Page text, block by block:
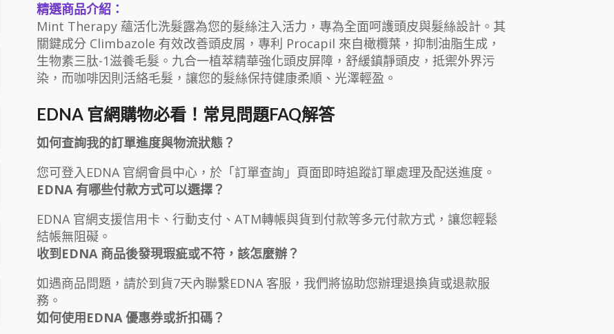
精選商品介紹：
Mint Therapy 蘊活化洗髮露為您的髮絲注入活力，專為全面呵護頭皮與髮絲設計。其
關鍵成分 Climbazole 有效改善頭皮屑，專利 Procapil 來自橄欖葉，抑制油脂生成，
生物素三肽-1滋養毛髮。九合一植萃精華強化頭皮屏障，舒緩鎮靜頭皮，抵禦外界污
染，而咖啡因則活絡毛髮，讓您的髮絲保持健康柔順、光澤輕盈。
EDNA 官網購物必看！常見問題FAQ解答
如何查詢我的訂單進度與物流狀態？
您可登入EDNA 官網會員中心，於「訂單查詢」頁面即時追蹤訂單處理及配送進度。
EDNA 有哪些付款方式可以選擇？
EDNA 官網支援信用卡、行動支付、ATM轉帳與貨到付款等多元付款方式，讓您輕鬆
結帳無阻礙。
收到EDNA 商品後發現瑕疵或不符，該怎麼辦？
如遇商品問題，請於到貨7天內聯繫EDNA 客服，我們將協助您辦理退換貨或退款服
務。
如何使用EDNA 優惠券或折扣碼？